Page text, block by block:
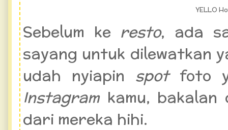
YELLO
Sebelum ke resto, ada
sayang untuk dilewatkan
udah nyiapin spot foto
Instagram kamu,
dari mereka hihi.